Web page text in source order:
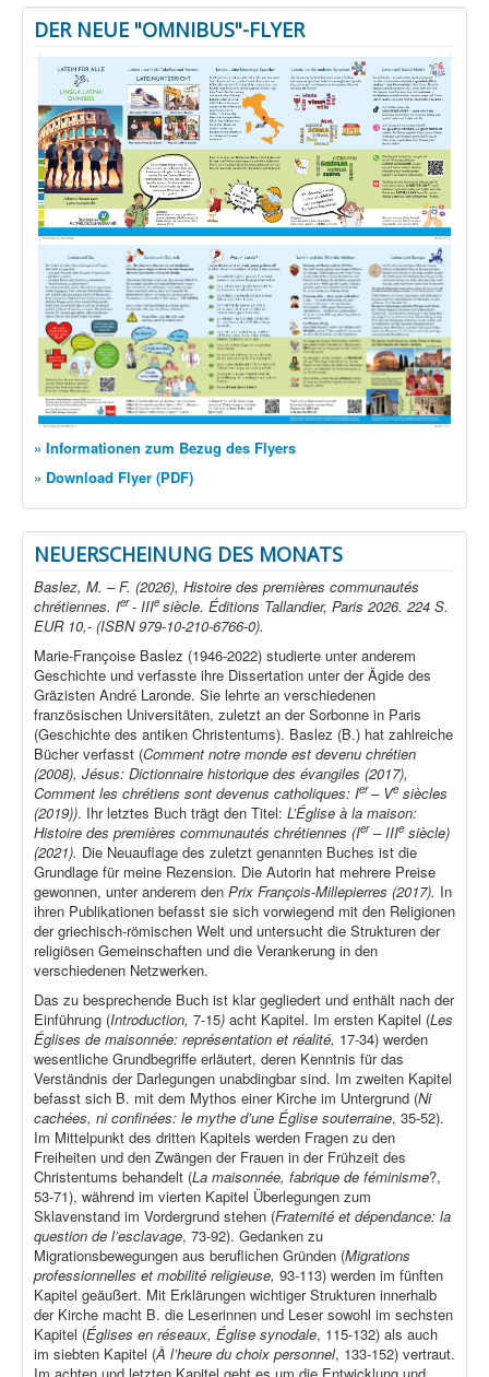
DER NEUE "OMNIBUS"-FLYER
» Informationen zum Bezug des Flyers
» Download Flyer (PDF)
NEUERSCHEINUNG DES MONATS
Baslez, M. – F. (2026), Histoire des premières communautés
chrétiennes. Ier- IIIe siècle. Éditions Tallandier, Paris 2026. 224 S.
EUR 10,- (ISBN 979-10-210-6766-0).
Marie-Françoise Baslez (1946-2022) studierte unter anderem
Geschichte und verfasste ihre Dissertation unter der Ägide des
Gräzisten André Laronde. Sie lehrte an verschiedenen
französischen Universitäten, zuletzt an der Sorbonne in Paris
(Geschichte des antiken Christentums). Baslez (B.) hat zahlreiche
Bücher verfasst (Comment notre monde est devenu chrétien
(2008), Jésus: Dictionnaire historique des évangiles (2017),
Comment les chrétiens sont devenus catholiques: Ier– Ve siècles
(2019)). Ihr letztes Buch trägt den Titel: L’Église à la maison:
Histoire des premières communautés chrétiennes (Ier– IIIe siècle)
(2021). Die Neuauflage des zuletzt genannten Buches ist die
Grundlage für meine Rezension. Die Autorin hat mehrere Preise
gewonnen, unter anderem den Prix François-Millepierres (2017). In
ihren Publikationen befasst sie sich vorwiegend mit den Religionen
der griechisch-römischen Welt und untersucht die Strukturen der
religiösen Gemeinschaften und die Verankerung in den
verschiedenen Netzwerken.
Das zu besprechende Buch ist klar gegliedert und enthält nach der
Einführung (Introduction, 7-15) acht Kapitel. Im ersten Kapitel (Les
Églises de maisonnée: représentation et réalité, 17-34) werden
wesentliche Grundbegriffe erläutert, deren Kenntnis für das
Verständnis der Darlegungen unabdingbar sind. Im zweiten Kapitel
befasst sich B. mit dem Mythos einer Kirche im Untergrund (Ni
cachées, ni confinées: le mythe d’une Église souterraine, 35-52).
Im Mittelpunkt des dritten Kapitels werden Fragen zu den
Freiheiten und den Zwängen der Frauen in der Frühzeit des
Christentums behandelt (La maisonnée, fabrique de féminisme?,
53-71), während im vierten Kapitel Überlegungen zum
Sklavenstand im Vordergrund stehen (Fraternité et dépendance: la
question de l’esclavage, 73-92). Gedanken zu
Migrationsbewegungen aus beruflichen Gründen (Migrations
professionnelles et mobilité religieuse, 93-113) werden im fünften
Kapitel geäußert. Mit Erklärungen wichtiger Strukturen innerhalb
der Kirche macht B. die Leserinnen und Leser sowohl im sechsten
Kapitel (Églises en réseaux, Église synodale, 115-132) als auch
im siebten Kapitel (À l’heure du choix personnel, 133-152) vertraut.